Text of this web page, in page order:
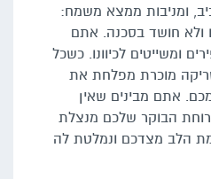
ומניבות ממצא משמח:
ולא חושד בסכנה. אתם
ומשייטים לכיוונו. כשכל
מוכרת מפלחת את
אתם מבינים שאין
הבוקר שלכם מנצלת
הלב מצדכם ונמלטת לה